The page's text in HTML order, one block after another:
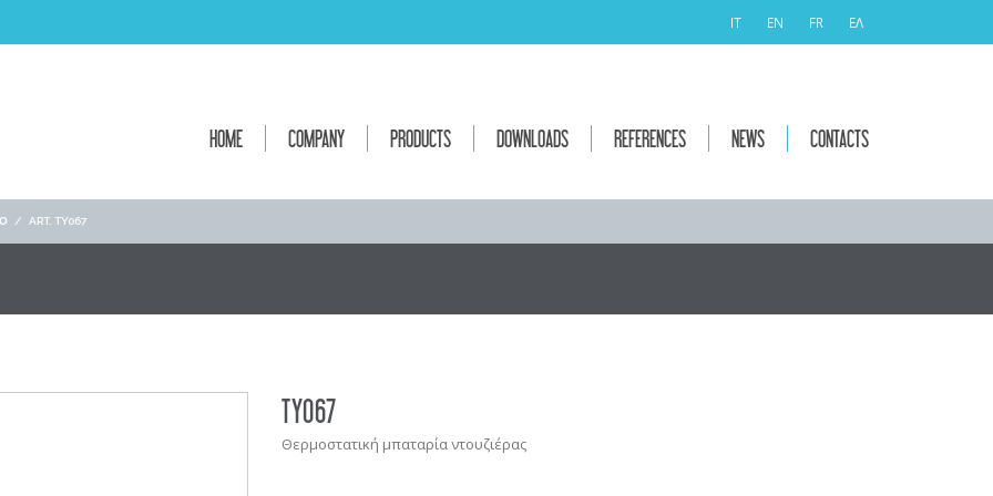
IT EN FR ΕΛ
HOME COMPANY PRODUCTS DOWNLOADS REFERENCES NEWS CONTACTS
/ ART. TY067
TY067
Θερμοστατική μπαταρία ντουζιέρας